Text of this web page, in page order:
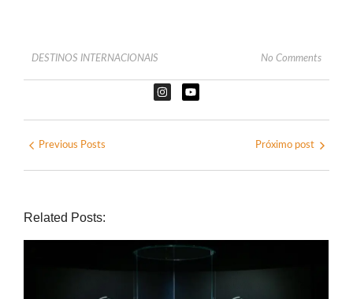
DESTINOS INTERNACIONAIS No Comments
Previous Posts Próximo post
Related Posts: